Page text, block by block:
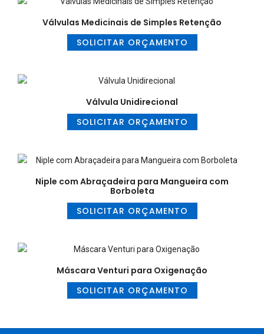
Válvulas Medicinais de Simples Retenção
SOLICITAR ORÇAMENTO
Válvula Unidirecional
SOLICITAR ORÇAMENTO
Niple com Abraçadeira para Mangueira com
Borboleta
SOLICITAR ORÇAMENTO
Máscara Venturi para Oxigenação
SOLICITAR ORÇAMENTO